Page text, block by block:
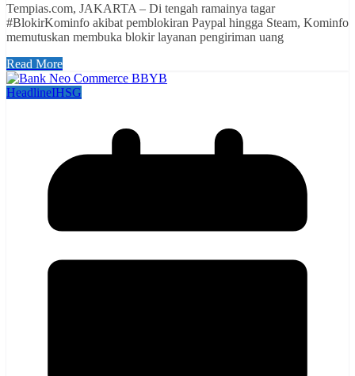
Tempias.com, JAKARTA – Di tengah ramainya tagar
#BlokirKominfo akibat pemblokiran Paypal hingga Steam, Kominfo
memutuskan membuka blokir layanan pengiriman uang
Read More
HeadlineIHSG